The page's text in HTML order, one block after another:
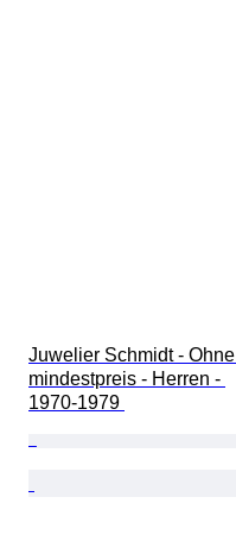
Juwelier Schmidt - Ohne
mindestpreis - Herren -
1970-1979